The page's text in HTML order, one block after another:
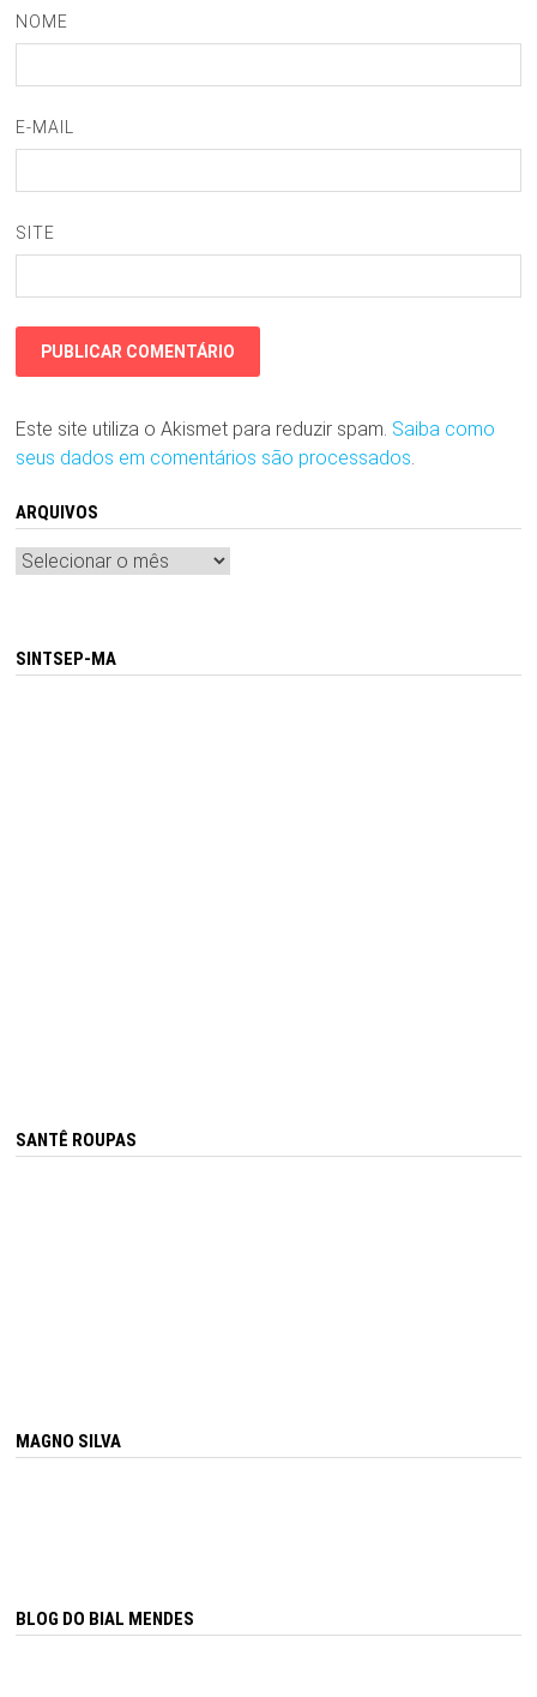
NOME
E-MAIL
SITE
Este site utiliza o Akismet para reduzir spam. Saiba como
seus dados em comentários são processados
ARQUIVOS
Arquivos
SINTSEP-MA
SANTÊ ROUPAS
MAGNO SILVA
BLOG DO BIAL MENDES